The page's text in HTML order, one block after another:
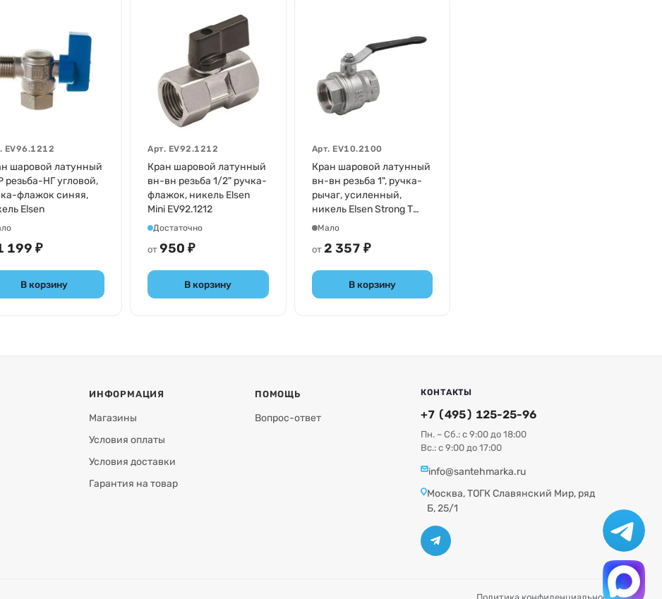
шаровой латунный
резьба-НГ угловой,
флажок синяя,
Elsen
EV96.1212
199 ₽
В корзину
Кран шаровой латунный
вн-вн резьба 1/2" ручка-
флажок, никель Elsen
Mini EV92.1212
Достаточно
Арт. EV92.1212
от950 ₽
В корзину
Кран шаровой латунный
вн-вн резьба 1", ручка-
рычаг, усиленный,
никель Elsen Strong T
EV10.2100
Мало
Арт. EV10.2100
от 2 357 ₽
В корзину
ИНФОРМАЦИЯ
Магазины
Условия оплаты
Условия доставки
Гарантия на товар
ПОМОЩЬ
Вопрос-ответ
КОНТАКТЫ
+7 (495) 125-25-96
Пн. – Сб.: с 9:00 до 18:00
Вс.: с 9:00 до 17:00
info@santehmarka.ru
Москва, ТОГК Славянский Мир, ряд
Б, 25/1